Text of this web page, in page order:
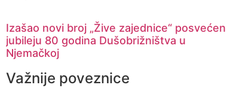
Izašao novi broj „Žive zajednice“ posvećen
jubileju 80 godina Dušobrižništva u
Njemačkoj
Važnije poveznice